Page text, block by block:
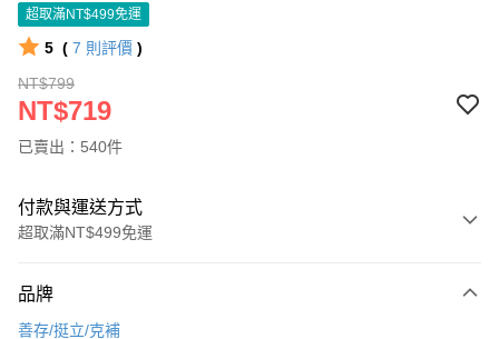
超取滿NT$499免運
5 ( 7 則評價 )
NT$799
NT$719
已賣出：540件
付款與運送方式
超取滿NT$499免運
信用卡一次付款
品牌
善存/挺立/克補